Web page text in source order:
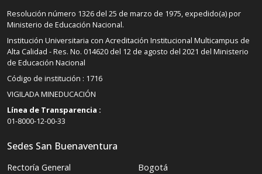
Resolución número 1326 del 25 de marzo de 1975, expedido(a) por
Ministerio de Educación Nacional.
Institución Universitaria con Acreditación Institucional Multicampus de
Alta Calidad - Res. No. 014620 del 12 de agosto del 2021 del Ministerio
de Educación Nacional
Código de institución : 1716
VIGILADA MINEDUCACIÓN
Línea de Transparencia :
01-8000-12-00-33
Sedes San Buenaventura
Rectoría General Bogotá